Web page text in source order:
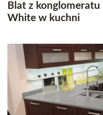
Blat z
White w kuchni